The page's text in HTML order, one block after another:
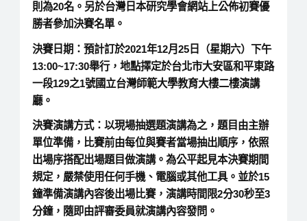
則為20名。另於台灣日本研究學會網站上公佈初賽優
勝者參加決賽名單。
決賽日期： 預計訂於2021年12月25日（星期六）下午
13:00~17:30舉行，地點擇定於台北市大安區和平東路
一段129之1號國立台灣師範大學教育大樓二樓演講
廳。
決賽演講方式： 以現場抽選題演講為之，題目由主辦
單位準備，比賽前由每位與賽者當場抽出順序，依照
出場序搭配出場題目做演講。為公平起見本決賽期間
規定，嚴禁使用任何手機、電腦或其他工具。並於15
鐘準備演講內容後出場比賽，演講時間限2分30秒至3
分鐘，隨即由評審委員就演講內容發問。